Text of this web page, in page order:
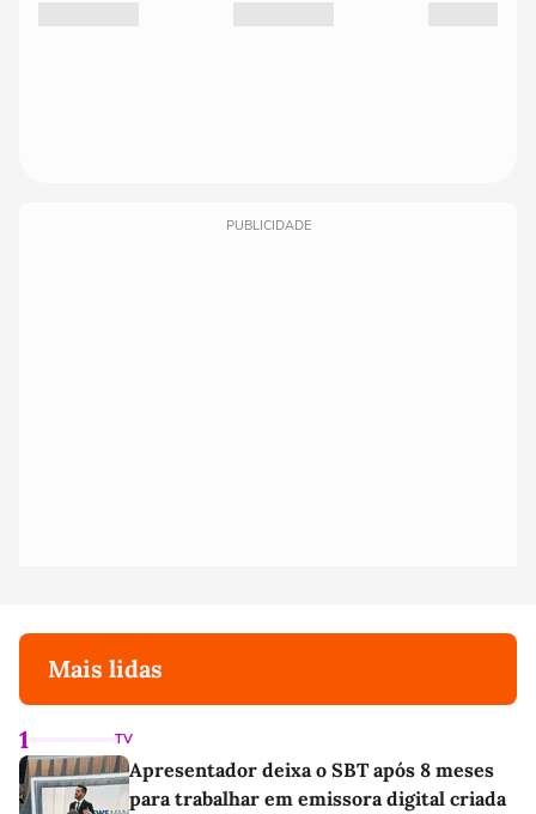
PUBLICIDADE
Mais lidas
1 TV
Apresentador deixa o SBT após 8 meses
para trabalhar em emissora digital criada